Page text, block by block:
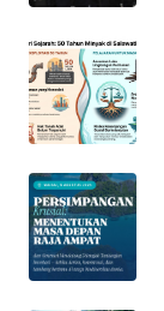
PORTAL
KONSUMEN
FORWAMKI
ALPERKLINAS
FORJASIDA